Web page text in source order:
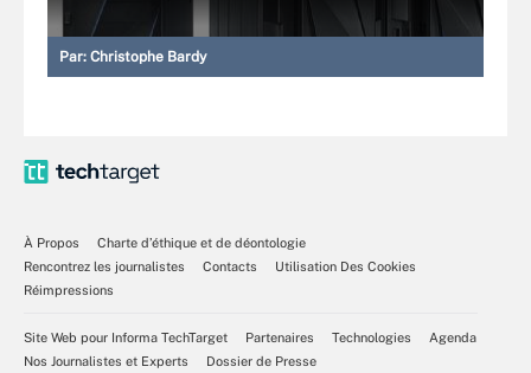
Par: Christophe Bardy
À Propos
Charte d’éthique et de déontologie
Rencontrez les journalistes
Contacts
Utilisation Des Cookies
Réimpressions
Site Web pour Informa TechTarget Partenaires Technologies
Agenda
Nos Journalistes et Experts
Dossier de Presse